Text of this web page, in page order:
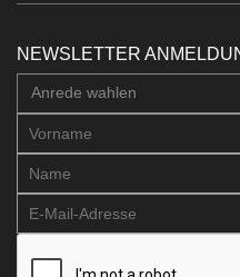
NEWSLETTER
Anrede wahlen